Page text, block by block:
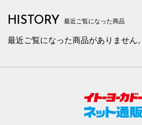
HISTORY 最近ご覧になった商品
最近ご覧になった商品がありません。